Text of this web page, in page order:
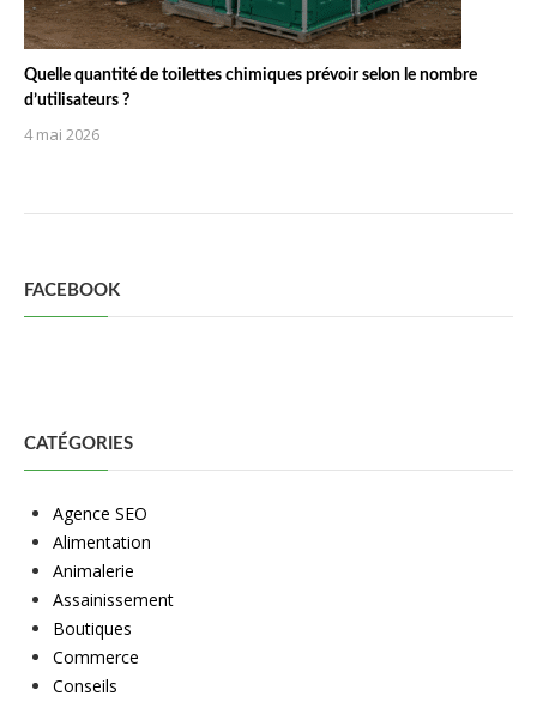
Quelle quantité de toilettes chimiques prévoir selon le nombre
d’utilisateurs ?
4 mai 2026
FACEBOOK
CATÉGORIES
Agence SEO
Alimentation
Animalerie
Assainissement
Boutiques
Commerce
Conseils